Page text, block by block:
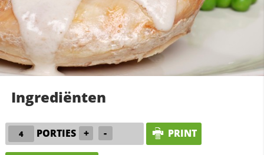
Ingrediënten
PORTIES + - PRINT